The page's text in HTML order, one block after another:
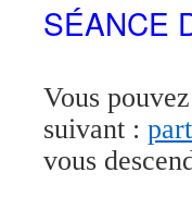
SÉANCE
Vous
suivant :
vous